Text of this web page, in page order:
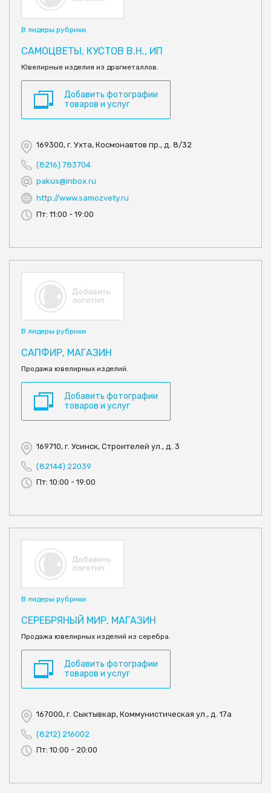
В лидеры рубрики
САМОЦВЕТЫ, КУСТОВ В.Н., ИП
Ювелирные изделия из драгметаллов.
Добавить фотографии
товаров и услуг
169300, г. Ухта, Космонавтов пр., д. 8/32
(8216) 783704
pakus@inbox.ru
http://www.samozvety.ru
Пт: 11:00 - 19:00
В лидеры рубрики
САПФИР, МАГАЗИН
Продажа ювелирных изделий.
Добавить фотографии
товаров и услуг
169710, г. Усинск, Строителей ул., д. 3
(82144) 22039
Пт: 10:00 - 19:00
В лидеры рубрики
СЕРЕБРЯНЫЙ МИР, МАГАЗИН
Продажа ювелирных изделий из серебра.
Добавить фотографии
товаров и услуг
167000, г. Сыктывкар, Коммунистическая ул., д. 17а
(8212) 216002
Пт: 10:00 - 20:00